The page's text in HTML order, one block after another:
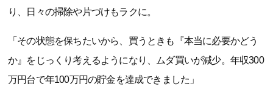
り、日々の掃除や片づけもラクに。
「その状態を保ちたいから、買うときも『本当に必要かどう
か』をじっくり考えるようになり、ムダ買いが減少。年収300
万円台で年100万円の貯金を達成できました」